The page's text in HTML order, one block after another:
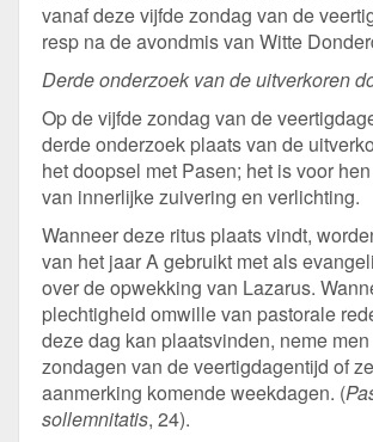
vanaf deze vijfde zondag van de
resp na de avondmis van Witte
Derde onderzoek van de uitverkoren
Op de vijfde zondag van de
derde onderzoek plaats van de
het doopsel met Pasen; het is voor
van innerlijke zuivering en verlichting.
Wanneer deze ritus plaats vindt,
van het jaar A gebruikt met als
over de opwekking van Lazarus.
plechtigheid omwille van pastorale
deze dag kan plaatsvinden, neme
zondagen van de veertigdagentijd of
aanmerking komende weekdagen. (
sollemnitatis, 24).